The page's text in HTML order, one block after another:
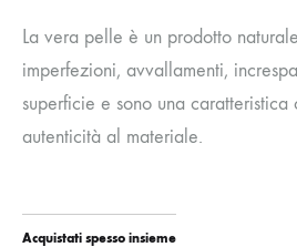
La vera pelle è un prodotto
imperfezioni, avvallamenti,
superficie e sono una caratteristica
autenticità al materiale.
Acquistati spesso insieme